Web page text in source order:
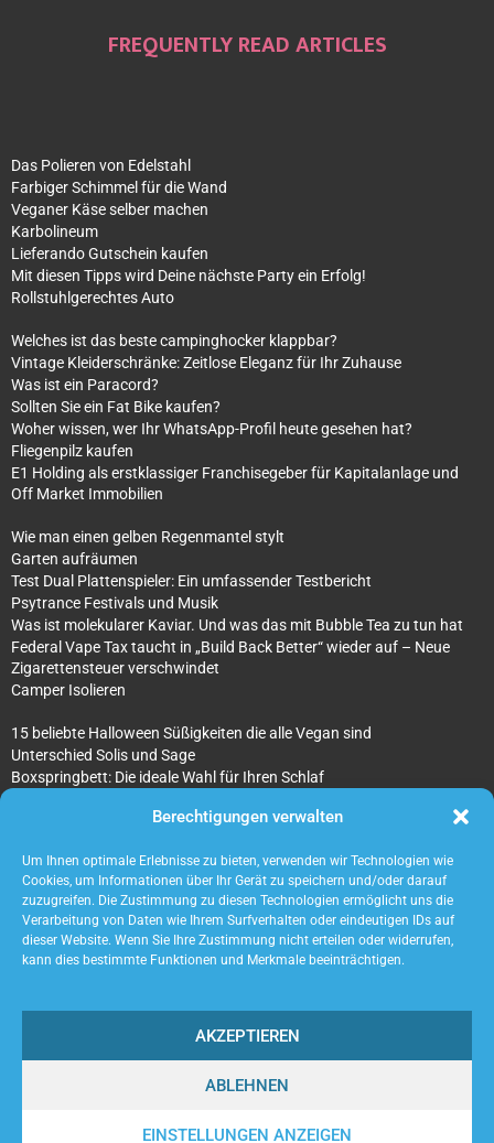
Berechtigungen verwalten
Um Ihnen optimale Erlebnisse zu bieten, verwenden wir Technologien wie
Cookies, um Informationen über Ihr Gerät zu speichern und/oder darauf
zuzugreifen. Die Zustimmung zu diesen Technologien ermöglicht uns die
Verarbeitung von Daten wie Ihrem Surfverhalten oder eindeutigen IDs auf
dieser Website. Wenn Sie Ihre Zustimmung nicht erteilen oder widerrufen,
kann dies bestimmte Funktionen und Merkmale beeinträchtigen.
AKZEPTIEREN
ABLEHNEN
EINSTELLUNGEN ANZEIGEN
FREQUENTLY READ ARTICLES
Das Polieren von Edelstahl
Farbiger Schimmel für die Wand
Veganer Käse selber machen
Karbolineum
Lieferando Gutschein kaufen
Mit diesen Tipps wird Deine nächste Party ein Erfolg!
Rollstuhlgerechtes Auto
Welches ist das beste campinghocker klappbar?
Vintage Kleiderschränke: Zeitlose Eleganz für Ihr Zuhause
Was ist ein Paracord?
Sollten Sie ein Fat Bike kaufen?
Woher wissen, wer Ihr WhatsApp-Profil heute gesehen hat?
Fliegenpilz kaufen
E1 Holding als erstklassiger Franchisegeber für Kapitalanlage und
Off Market Immobilien
Wie man einen gelben Regenmantel stylt
Garten aufräumen
Test Dual Plattenspieler: Ein umfassender Testbericht
Psytrance Festivals und Musik
Was ist molekularer Kaviar. Und was das mit Bubble Tea zu tun hat
Federal Vape Tax taucht in „Build Back Better“ wieder auf – Neue
Zigarettensteuer verschwindet
Camper Isolieren
15 beliebte Halloween Süßigkeiten die alle Vegan sind
Unterschied Solis und Sage
Boxspringbett: Die ideale Wahl für Ihren Schlaf
Tipps für Ihr beton ciré Badezimmer